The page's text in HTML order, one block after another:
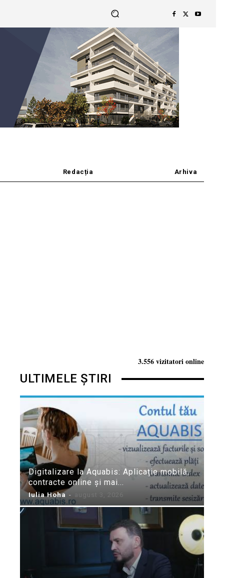
Redacția Arhiva
3.556 vizitatori online
ULTIMELE ȘTIRI
Digitalizare la Aquabis: Aplicație mobilă,
contracte online și mai...
Iulia Hoha - august 3, 2026